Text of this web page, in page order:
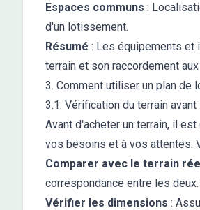
Espaces communs :
d'un lotissement.
Résumé : Les équipements et
terrain et son raccordement
3. Comment utiliser un plan de
3.1. Vérification du terrain avant
Avant d'acheter un terrain, il
vos besoins et à vos attentes.
Comparer avec le terrain
correspondance entre les deux.
Vérifier les dimensions :